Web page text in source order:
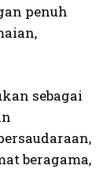
penuh
sebagai
beragama,